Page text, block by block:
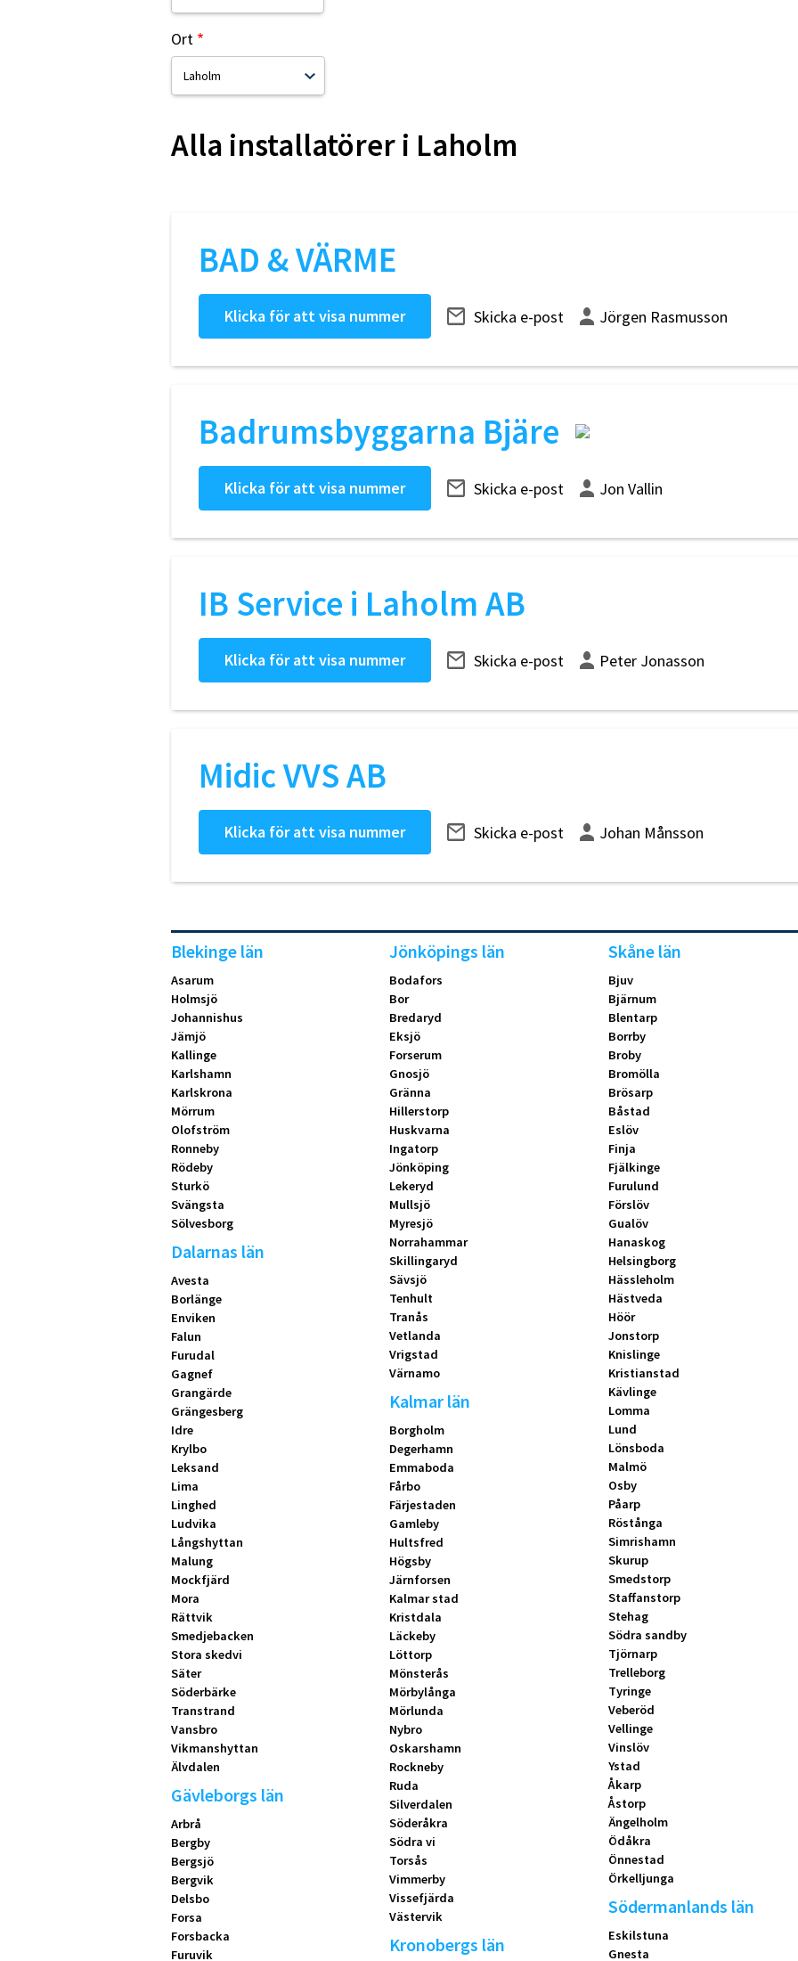
Ort
Alla installatörer i Laholm
BAD & VÄRME
Klicka för att visa nummer Skicka e-post Jörgen Rasmusson
Badrumsbyggarna Bjäre
Klicka för att visa nummer Skicka e-post Jon Vallin
IB Service i Laholm AB
Klicka för att visa nummer Skicka e-post Peter Jonasson
Midic VVS AB
Klicka för att visa nummer Skicka e-post Johan Månsson
Blekinge län
Asarum
Holmsjö
Johannishus
Jämjö
Kallinge
Karlshamn
Karlskrona
Mörrum
Olofström
Ronneby
Rödeby
Sturkö
Svängsta
Sölvesborg
Dalarnas län
Avesta
Borlänge
Enviken
Falun
Furudal
Gagnef
Grangärde
Grängesberg
Idre
Krylbo
Leksand
Lima
Linghed
Ludvika
Långshyttan
Malung
Mockfjärd
Mora
Rättvik
Smedjebacken
Stora skedvi
Säter
Söderbärke
Transtrand
Vansbro
Vikmanshyttan
Älvdalen
Gävleborgs län
Arbrå
Bergby
Bergsjö
Bergvik
Delsbo
Forsa
Forsbacka
Furuvik
Jönköpings län
Bodafors
Bor
Bredaryd
Eksjö
Forserum
Gnosjö
Gränna
Hillerstorp
Huskvarna
Ingatorp
Jönköping
Lekeryd
Mullsjö
Myresjö
Norrahammar
Skillingaryd
Sävsjö
Tenhult
Tranås
Vetlanda
Vrigstad
Värnamo
Kalmar län
Borgholm
Degerhamn
Emmaboda
Fårbo
Färjestaden
Gamleby
Hultsfred
Högsby
Järnforsen
Kalmar stad
Kristdala
Läckeby
Löttorp
Mönsterås
Mörbylånga
Mörlunda
Nybro
Oskarshamn
Rockneby
Ruda
Silverdalen
Söderåkra
Södra vi
Torsås
Vimmerby
Vissefjärda
Västervik
Kronobergs län
Skåne län
Bjuv
Bjärnum
Blentarp
Borrby
Broby
Bromölla
Brösarp
Båstad
Eslöv
Finja
Fjälkinge
Furulund
Förslöv
Gualöv
Hanaskog
Helsingborg
Hässleholm
Hästveda
Höör
Jonstorp
Knislinge
Kristianstad
Kävlinge
Lomma
Lund
Lönsboda
Malmö
Osby
Påarp
Röstånga
Simrishamn
Skurup
Smedstorp
Staffanstorp
Stehag
Södra sandby
Tjörnarp
Trelleborg
Tyringe
Veberöd
Vellinge
Vinslöv
Ystad
Åkarp
Åstorp
Ängelholm
Ödåkra
Önnestad
Örkelljunga
Södermanlands län
Eskilstuna
Gnesta